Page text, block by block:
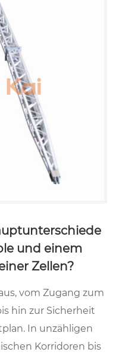
und einem
Zellen?
vom Zugang zum
hin zur Sicherheit
In unzähligen
Korridoren bis